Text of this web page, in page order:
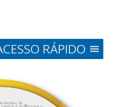
RÁPIDO